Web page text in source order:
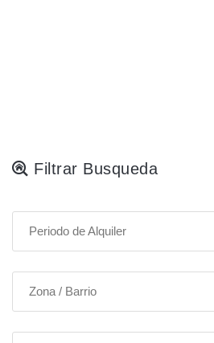
Filtrar Busqueda
Periodo de Alquiler
Zona / Barrio